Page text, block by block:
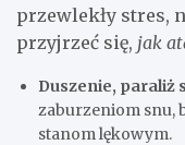
przewlekły stres,
przyjrzeć się, jak
Duszenie, paraliż
zaburzeniom snu,
stanom lękowym.